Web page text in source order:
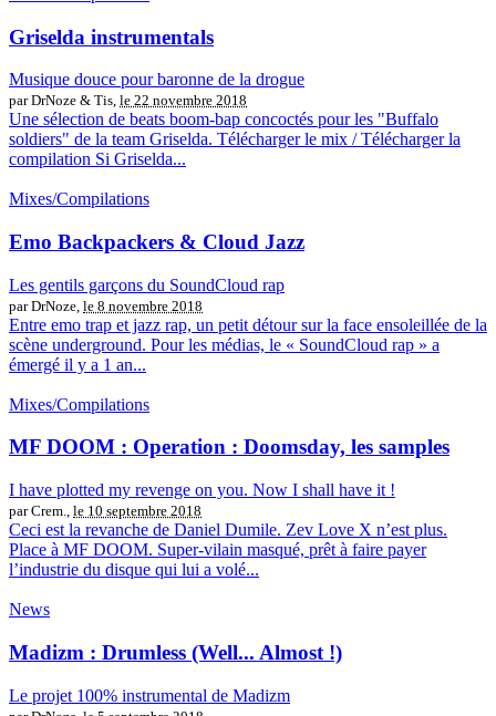
Griselda instrumentals
Musique douce pour baronne de la drogue
par DrNoze & Tis, le 22 novembre 2018
Une sélection de beats boom-bap concoctés pour les "Buffalo
soldiers" de la team Griselda. Télécharger le mix / Télécharger la
compilation Si Griselda...
Mixes/Compilations
Emo Backpackers & Cloud Jazz
Les gentils garçons du SoundCloud rap
par DrNoze, le 8 novembre 2018
Entre emo trap et jazz rap, un petit détour sur la face ensoleillée de la
scène underground. Pour les médias, le « SoundCloud rap » a
émergé il y a 1 an...
Mixes/Compilations
MF DOOM : Operation : Doomsday, les samples
I have plotted my revenge on you. Now I shall have it !
par Crem., le 10 septembre 2018
Ceci est la revanche de Daniel Dumile. Zev Love X n’est plus.
Place à MF DOOM. Super-vilain masqué, prêt à faire payer
l’industrie du disque qui lui a volé...
News
Madizm : Drumless (Well​.​.​.​ Almost​ !​)
Le projet 100% instrumental de Madizm